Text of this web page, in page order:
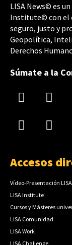
LISA News© es
Institute© con el
seguro, justo y
Geopolítica,
Derechos
Súmate a la
Accesos
Vídeo-Presentación
LISA Institute
Cursos y Másteres
LISA Comunidad
LISA Work
LISA Challenge